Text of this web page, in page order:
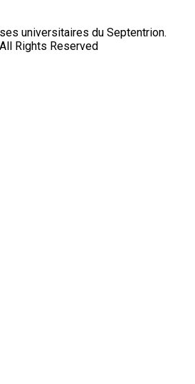
universitaires du Septentrion.
Rights Reserved